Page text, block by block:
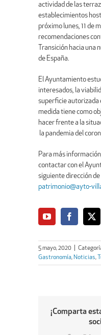
actividad de las
establecimientos
próximo lunes, 11 de
recomendaciones
Transición hacia una
de España.
El Ayuntamiento
interesados, la
superficie autorizada
medida tiene como
hacer frente a la
la pandemia del
Para más
contactar con el
siguiente dirección
patrimonio@ayto-
5 mayo, 2020
Gastronomía, Noticias,
¡Comparta